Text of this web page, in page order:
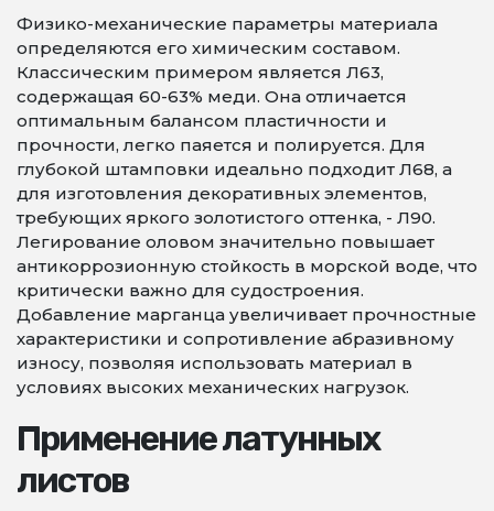
Физико-механические параметры материала
определяются его химическим составом.
Классическим примером является Л63,
содержащая 60-63% меди. Она отличается
оптимальным балансом пластичности и
прочности, легко паяется и полируется. Для
глубокой штамповки идеально подходит Л68, а
для изготовления декоративных элементов,
требующих яркого золотистого оттенка, - Л90.
Легирование оловом значительно повышает
антикоррозионную стойкость в морской воде, что
критически важно для судостроения.
Добавление марганца увеличивает прочностные
характеристики и сопротивление абразивному
износу, позволяя использовать материал в
условиях высоких механических нагрузок.
Применение латунных
листов